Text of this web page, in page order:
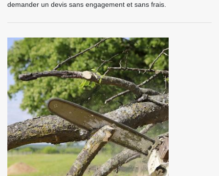
demander un devis sans engagement et sans frais.